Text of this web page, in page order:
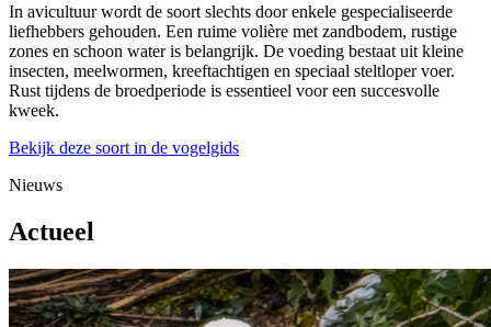
In avicultuur wordt de soort slechts door enkele gespecialiseerde
liefhebbers gehouden. Een ruime volière met zandbodem, rustige
zones en schoon water is belangrijk. De voeding bestaat uit kleine
insecten, meelwormen, kreeftachtigen en speciaal steltloper voer.
Rust tijdens de broedperiode is essentieel voor een succesvolle
kweek.
Bekijk deze soort in de vogelgids
Nieuws
Actueel